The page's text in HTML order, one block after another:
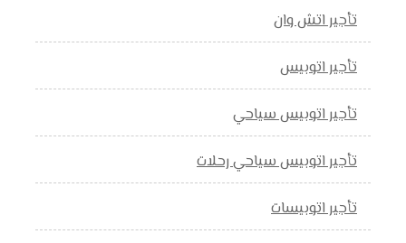
تأجير اتش وان
تأجير اتوبيس
تأجير اتوبيس سياحي
تأجير اتوبيس سياحي رحلات
تأجير اتوبيسات